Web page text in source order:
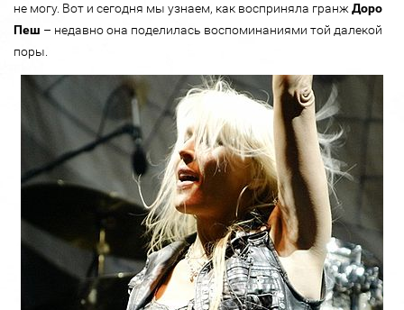
не могу. Вот и сегодня мы узнаем, как восприняла гранж Доро
Пеш – недавно она поделилась воспоминаниями той далекой
поры.